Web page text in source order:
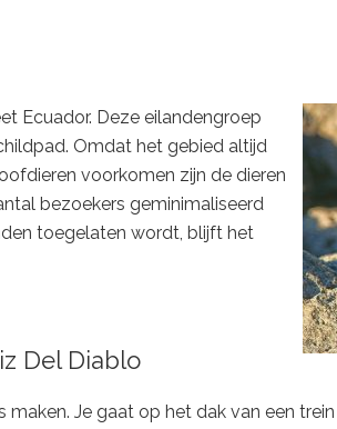
Ecuador. Deze eilandengroep
Omdat het gebied altijd
voorkomen zijn de dieren
bezoekers geminimaliseerd
toegelaten wordt, blijft het
Del Diablo
maken. Je gaat op het dak van een